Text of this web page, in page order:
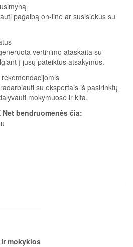
pagalbą on-line ar susisiekus su
vertinimo ataskaita su
į jūsų pateiktus atsakymus.
su ekspertais iš pasirinktų
mokymuose ir kita.
Net bendruomenės čia:
mokyklos